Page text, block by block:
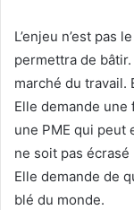
L’enjeu n’est pas
permettra de
marché du travail.
Elle demande
une PME qui peut
ne soit pas
Elle demande de
blé du monde.